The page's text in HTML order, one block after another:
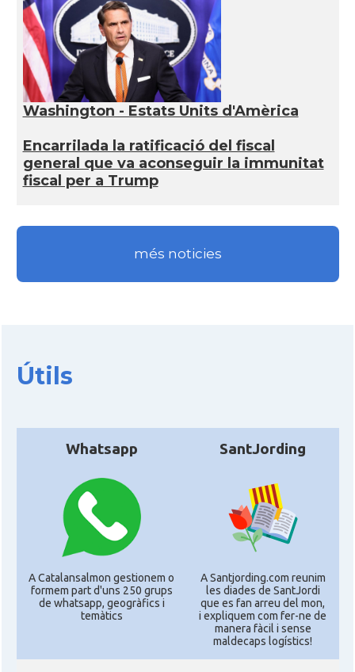
Washington - Estats Units d'Amèrica
Encarrilada la ratificació del fiscal
general que va aconseguir la immunitat
fiscal per a Trump
més noticies
Útils
Whatsapp
A Catalansalmon gestionem o
formem part d'uns 250 grups
de whatsapp, geogràfics i
temàtics
SantJording
A Santjording.com reunim
les diades de SantJordi
que es fan arreu del mon,
i expliquem com fer-ne de
manera fàcil i sense
maldecaps logí­stics!